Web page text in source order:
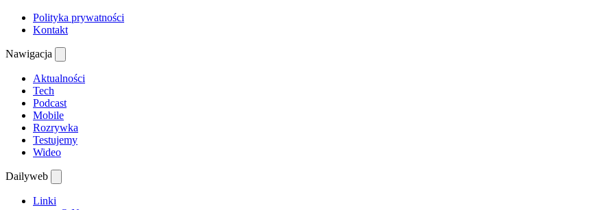
Polityka prywatności
Kontakt
Nawigacja
Aktualności
Tech
Podcast
Mobile
Rozrywka
Testujemy
Wideo
Dailyweb
Linki